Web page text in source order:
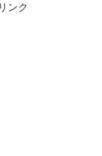
ンク